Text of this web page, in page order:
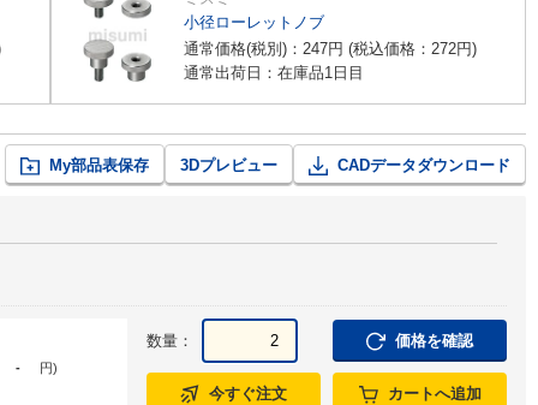
小径ローレットノブ
通常価格(税別)： 247円 (税込価格： 272円)
通常出荷日：在庫品1日目
My部品表保存 3Dプレビュー CADデータダウンロード
- 円)
数量： 価格を確認
今すぐ注文 カートへ追加